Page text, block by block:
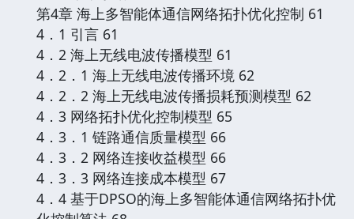
第4章 海上多智能体通信网络拓扑优化控制 61
4．1 引言 61
4．2 海上无线电波传播模型 61
4．2．1 海上无线电波传播环境 62
4．2．2 海上无线电波传播损耗预测模型 62
4．3 网络拓扑优化控制模型 65
4．3．1 链路通信质量模型 66
4．3．2 网络连接收益模型 66
4．3．3 网络连接成本模型 67
4．4 基于DPSO的海上多智能体通信网络拓扑优